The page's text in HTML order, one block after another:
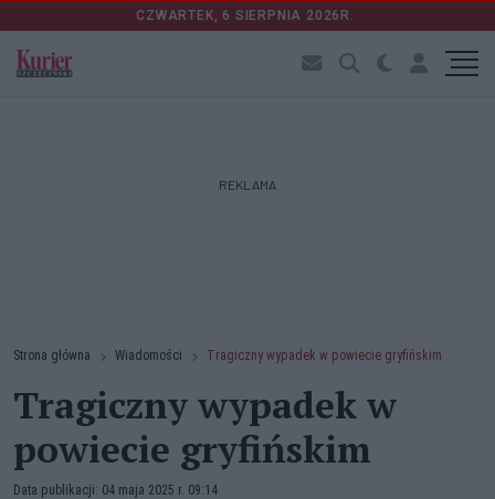
CZWARTEK, 6 SIERPNIA 2026R.
REKLAMA
Strona główna Wiadomości Tragiczny wypadek w powiecie gryfińskim
Tragiczny wypadek w
powiecie gryfińskim
Data publikacji: 04 maja 2025 r. 09:14